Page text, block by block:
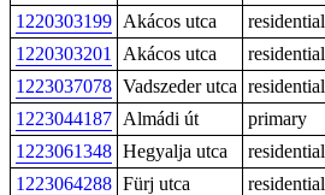
1220303199 Akácos utca
residential
1220303201
Akácos utca residential
1223037078 Vadszeder utca residential
1223044187 Almádi út primary
1223061348 Hegyalja utca residential
1223064288 Fürj utca residential